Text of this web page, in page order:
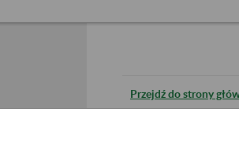
Przejdź do strony